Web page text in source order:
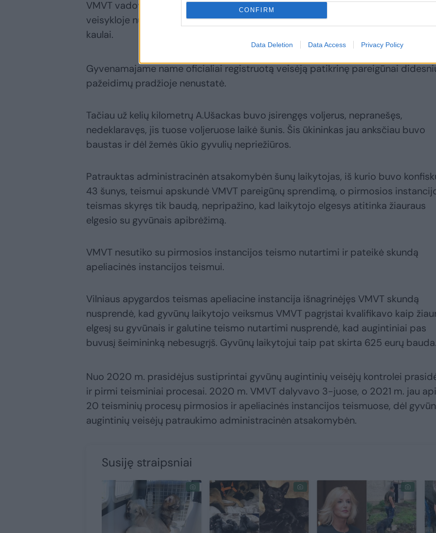
CONFIRM
Data Deletion Data Access Privacy Policy
VMVT vadovas Darius Remeika tuomet sakė, kad Širvintų rajono
veisykloje nustatyta ir nugaišusių gyvūnų, rasti ir neseniai gimusių, ir kitų
kaulai.
Gyvenamajame name oficialiai registruotą veisėją patikrinę pareigūnai
pažeidimų pradžioje nenustatė.
Tačiau už kelių kilometrų A.Ušackas buvo įsirengęs voljerus, nepranešęs,
nedeklaravęs, jis tuose voljeruose laikė šunis. Šis ūkininkas jau anksčiau buvo
baustas ir dėl žemės ūkio gyvulių nepriežiūros.
Patrauktas administracinėn atsakomybėn šunų laikytojas, iš kurio buvo
43 šunys, teismui apskundė VMVT pareigūnų sprendimą, o pirmosios
teismas skyręs tik baudą, nepripažino, kad laikytojo elgesys atitinka žiauraus
elgesio su gyvūnais apibrėžimą.
VMVT nesutiko su pirmosios instancijos teismo nutartimi ir pateikė skundą
apeliacinės instancijos teismui.
Vilniaus apygardos teismas apeliacine instancija išnagrinėjęs VMVT skundą
nusprendė, kad gyvūnų laikytojo veiksmus VMVT pagrįstai kvalifikavo kaip
elgesį su gyvūnais ir galutine teismo nutartimi nusprendė, kad augintiniai pas
buvusį šeimininką nebesugrįš. Gyvūnų laikytojui taip pat skirta 625 eurų
Nuo 2020 m. prasidėjus sustiprintai gyvūnų augintinių veisėjų kontrolei
ir pirmi teisminiai procesai. 2020 m. VMVT dalyvavo 3-juose, o 2021 m. jau
20 teisminių procesų pirmosios ir apeliacinės instancijos teismuose, dėl
augintinių veisėjų patraukimo administracinėn atsakomybėn.
Susiję straipsniai